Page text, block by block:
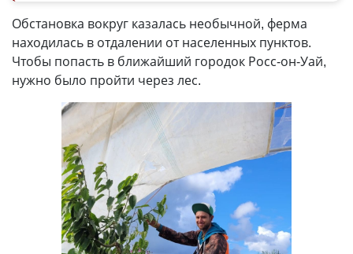
Обстановка вокруг казалась необычной, ферма
находилась в отдалении от населенных пунктов.
Чтобы попасть в ближайший городок Росс-он-Уай,
нужно было пройти через лес.